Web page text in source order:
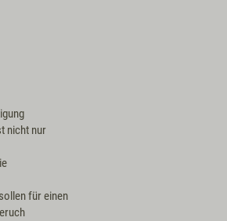
nicht nur
für einen